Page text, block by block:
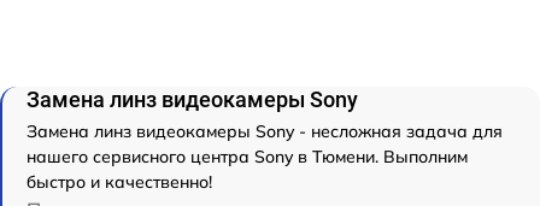
Замена линз видеокамеры Sony
Замена линз видеокамеры Sony - несложная задача для
нашего сервисного центра Sony в Тюмени. Выполним
быстро и качественно!